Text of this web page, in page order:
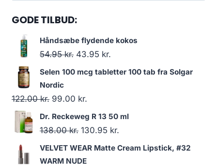
GODE TILBUD:
Håndsæbe flydende kokos
54.95kr. Den
oprindelige
var:
54.95 kr..
43.95 kr.
aktuelle
43.95 kr..
Selen 100 mcg tabletter 100 tab fra Solgar
Nordic
122.00kr. Den
oprindelige
pris
122.00 kr..
99.00 kr.
aktuelle
pris
Dr. Reckeweg R 13 50 ml
138.00kr. Den
oprindelige
pris
130.95 kr.
aktuelle
VELVET WEAR Matte Cream Lipstick, #32
WARM NUDE